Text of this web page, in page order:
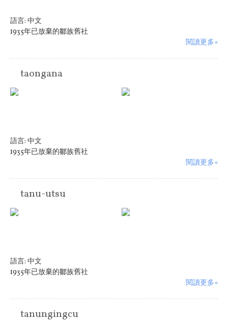
語言: 中文
1935年已放棄的鄒族舊社
閱讀更多»
taongana
語言: 中文
1935年已放棄的鄒族舊社
閱讀更多»
tanu-utsu
語言: 中文
1935年已放棄的鄒族舊社
閱讀更多»
tanungingcu